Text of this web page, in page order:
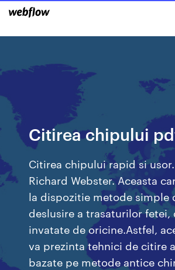
Citirea chipului
Citirea chipului rapid si
Richard Webster. Aceasta
la dispozitie metode simple
deslusire a trasaturilor fetei,
invatate de oricine.Astfel,
va prezinta tehnici de citire
bazate pe metode antice